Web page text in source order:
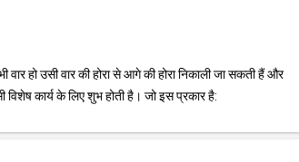
हो उसी वार की होरा से आगे की होरा निकाली जा सकती हैं और
कार्य के लिए शुभ होती है। जो इस प्रकार है: